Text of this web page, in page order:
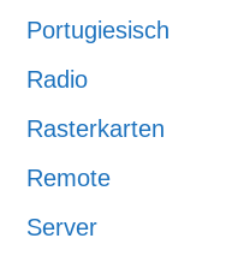
Portugiesisch
Radio
Rasterkarten
Remote
Server